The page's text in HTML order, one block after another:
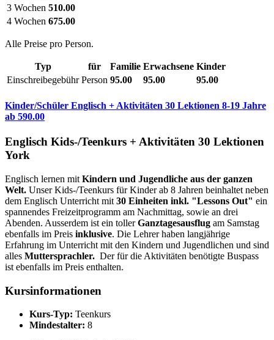
3 Wochen 510.00
4 Wochen 675.00
Alle Preise pro Person.
Typ für Familie Erwachsene Kinder
Einschreibegebühr Person 95.00 95.00 95.00
Kinder/Schüler Englisch + Aktivitäten 30 Lektionen 8-19 Jahre
ab 590.00
Englisch Kids-/Teenkurs + Aktivitäten 30 Lektionen
York
Englisch lernen mit Kindern und Jugendliche aus der ganzen
Welt. Unser Kids-/Teenkurs für Kinder ab 8 Jahren beinhaltet neben
dem Englisch Unterricht mit 30 Einheiten inkl. "Lessons Out" ein
spannendes Freizeitprogramm am Nachmittag, sowie an drei
Abenden. Ausserdem ist ein tollerGanztagesausflug am Samstag
ebenfalls im Preis inklusive. Die Lehrer haben langjährige
Erfahrung im Unterricht mit den Kindern und Jugendlichen und sind
alles Muttersprachler. Der für die Aktivitäten benötigte Buspass
ist ebenfalls im Preis enthalten.
Kursinformationen
Kurs-Typ: Teenkurs
Mindestalter: 8